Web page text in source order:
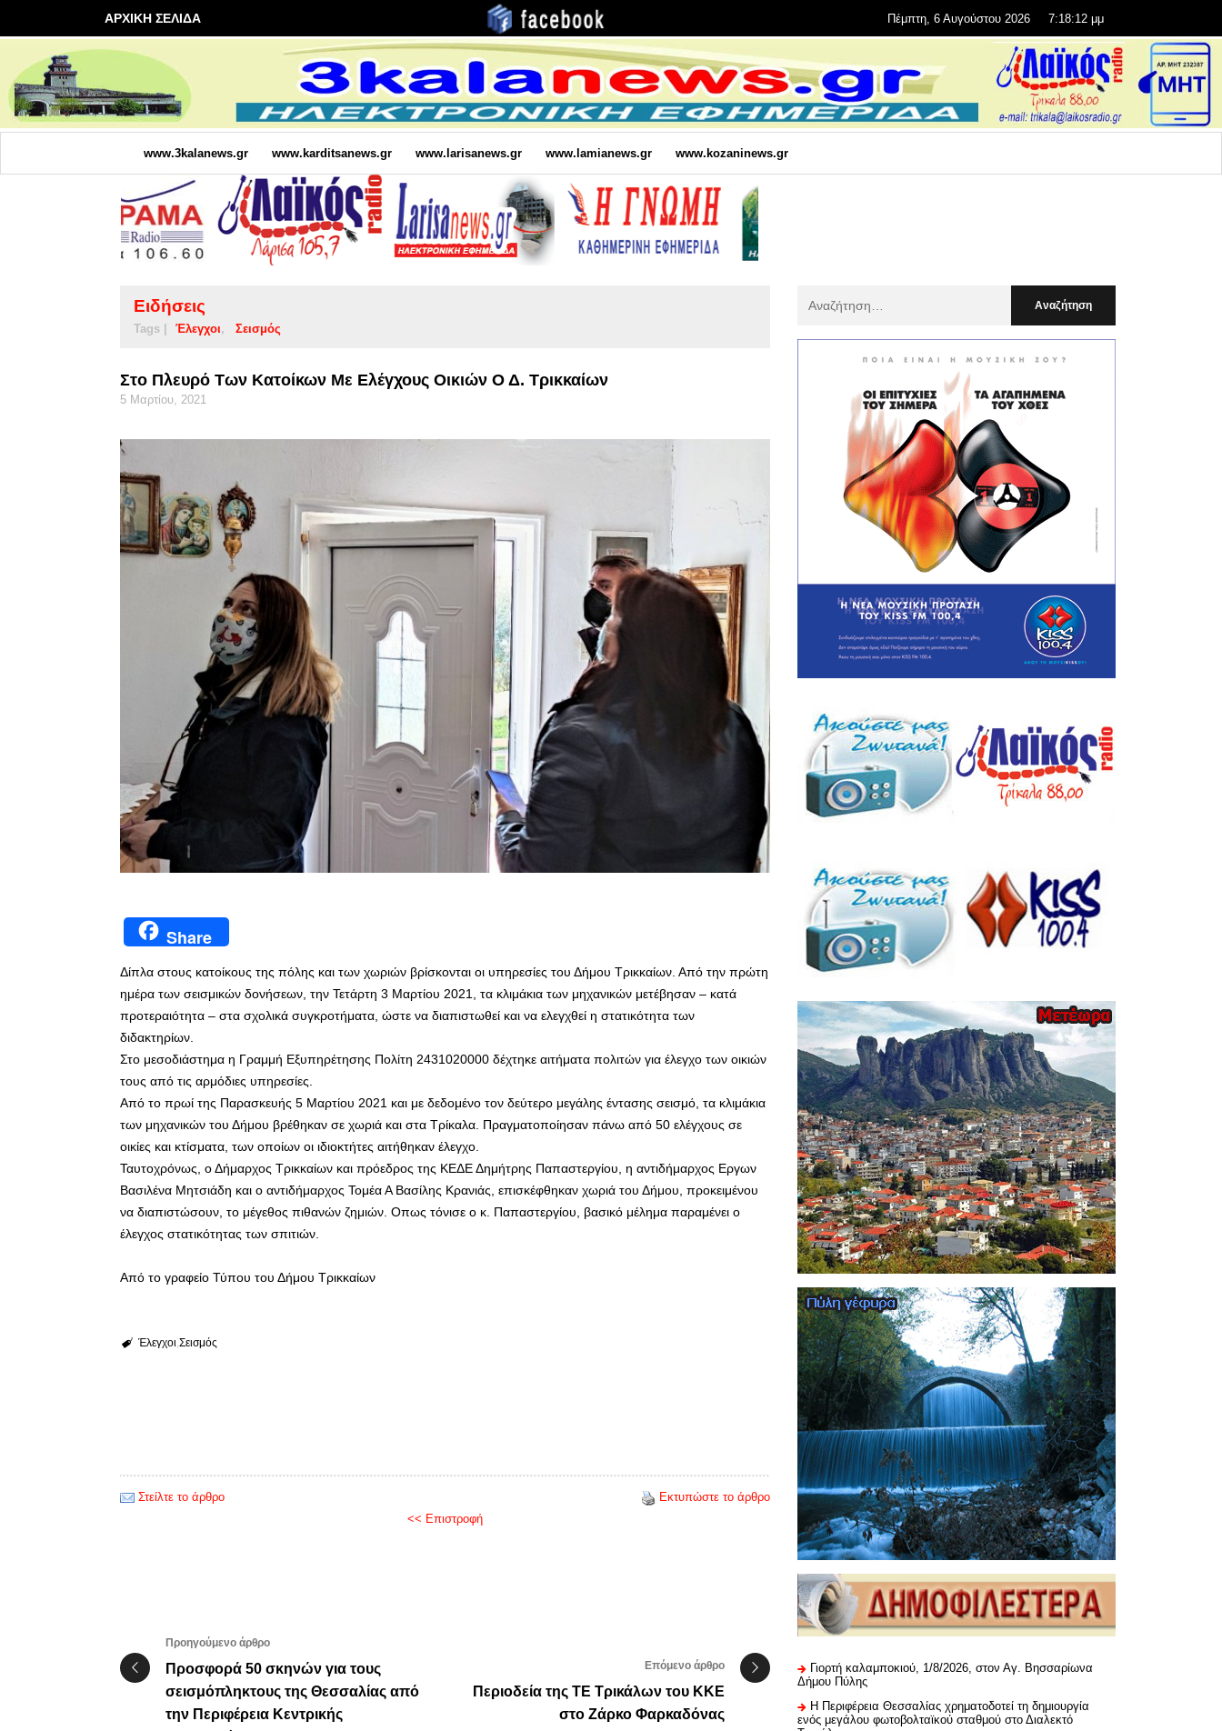
ΑΡΧΙΚΗ ΣΕΛΙΔΑ Πέμπτη, 6 Αυγούστου 2026 7:18:13 μμ
www.3kalanews.gr www.karditsanews.gr www.larisanews.gr www.lamianews.gr www.kozaninews.gr
Ειδήσεις
Tags | Έλεγχοι Σεισμός
Στο Πλευρό Των Κατοίκων Με Ελέγχους Οικιών Ο Δ. Τρικκαίων
5 Μαρτίου, 2021
Share
Δίπλα στους κατοίκους της πόλης και των χωριών βρίσκονται οι υπηρεσίες του Δήμου Τρικκαίων. Από την πρώτη
ημέρα των σεισμικών δονήσεων, την Τετάρτη 3 Μαρτίου 2021, τα κλιμάκια των μηχανικών μετέβησαν – κατά
προτεραιότητα – στα σχολικά συγκροτήματα, ώστε να διαπιστωθεί και να ελεγχθεί η στατικότητα των
διδακτηρίων.
Στο μεσοδιάστημα η Γραμμή Εξυπηρέτησης Πολίτη 2431020000 δέχτηκε αιτήματα πολιτών για έλεγχο των οικιών
τους από τις αρμόδιες υπηρεσίες.
Από το πρωί της Παρασκευής 5 Μαρτίου 2021 και με δεδομένο τον δεύτερο μεγάλης έντασης σεισμό, τα κλιμάκια
των μηχανικών του Δήμου βρέθηκαν σε χωριά και στα Τρίκαλα. Πραγματοποίησαν πάνω από 50 ελέγχους σε
οικίες και κτίσματα, των οποίων οι ιδιοκτήτες αιτήθηκαν έλεγχο.
Ταυτοχρόνως, ο Δήμαρχος Τρικκαίων και πρόεδρος της ΚΕΔΕ Δημήτρης Παπαστεργίου, η αντιδήμαρχος Εργων
Βασιλένα Μητσιάδη και ο αντιδήμαρχος Τομέα Α Βασίλης Κρανιάς, επισκέφθηκαν χωριά του Δήμου, προκειμένου
να διαπιστώσουν, το μέγεθος πιθανών ζημιών. Οπως τόνισε ο κ. Παπαστεργίου, βασικό μέλημα παραμένει ο
έλεγχος στατικότητας των σπιτιών.
Από το γραφείο Τύπου του Δήμου Τρικκαίων
Έλεγχοι Σεισμός
Στείλτε το άρθρο
Εκτυπώστε το άρθρο
<< Επιστροφή
Προηγούμενο άρθρο
Προσφορά 50 σκηνών για τους
σεισμόπληκτους της Θεσσαλίας από
την Περιφέρεια Κεντρικής
Επόμενο άρθρο
Περιοδεία της ΤΕ Τρικάλων του ΚΚΕ
στο Ζάρκο Φαρκαδόνας
:
Γιορτή καλαμποκιού, 1/8/2026, στον Αγ. Βησσαρίωνα
Δήμου Πύλης
H Περιφέρεια Θεσσαλίας χρηματοδοτεί τη δημιουργία
ενός μεγάλου φωτοβολταϊκού σταθμού στο Διαλεκτό